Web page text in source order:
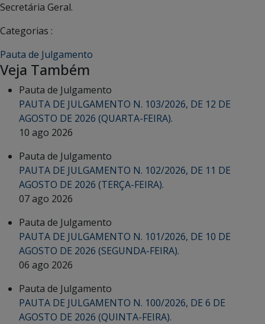
Secretária Geral.
Categorias :
Pauta de Julgamento
Veja Também
Pauta de Julgamento
PAUTA DE JULGAMENTO N. 103/2026, DE 12 DE
AGOSTO DE 2026 (QUARTA-FEIRA).
10 ago 2026
Pauta de Julgamento
PAUTA DE JULGAMENTO N. 102/2026, DE 11 DE
AGOSTO DE 2026 (TERÇA-FEIRA).
07 ago 2026
Pauta de Julgamento
PAUTA DE JULGAMENTO N. 101/2026, DE 10 DE
AGOSTO DE 2026 (SEGUNDA-FEIRA).
06 ago 2026
Pauta de Julgamento
PAUTA DE JULGAMENTO N. 100/2026, DE 6 DE
AGOSTO DE 2026 (QUINTA-FEIRA).